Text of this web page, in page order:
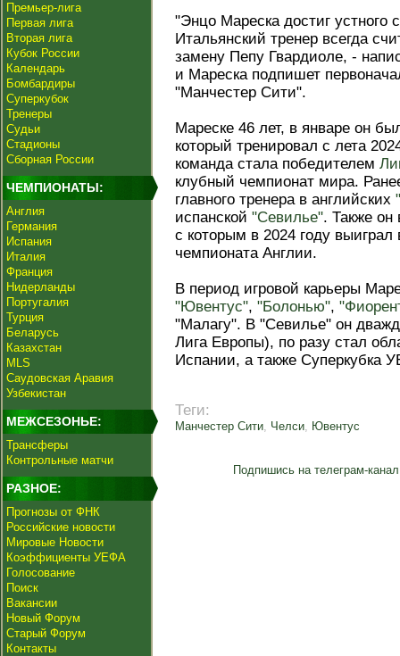
Премьер-лига
Первая лига
Вторая лига
Кубок России
Календарь
Бомбардиры
Суперкубок
Тренеры
Судьи
Стадионы
Сборная России
ЧЕМПИОНАТЫ:
Англия
Германия
Испания
Италия
Франция
Нидерланды
Португалия
Турция
Беларусь
Казахстан
MLS
Саудовская Аравия
Узбекистан
МЕЖСЕЗОНЬЕ:
Трансферы
Контрольные матчи
РАЗНОЕ:
Прогнозы от ФНК
Российские новости
Мировые Новости
Коэффициенты УЕФА
Голосование
Поиск
Вакансии
Новый Форум
Старый Форум
Контакты
"Энцо Мареска достиг
Итальянский тренер всегда
замену Пепу Гвардиоле, -
и Мареска подпишет
"Манчестер Сити".
Мареске 46 лет, в январе он
который тренировал с лета
команда стала победителем
клубный чемпионат мира.
главного тренера в английских
испанской "Севилье". Также он
с которым в 2024 году
чемпионата Англии.
В период игровой карьеры
"Ювентус", "Болонью",
"Малагу". В "Севилье" он
Лига Европы), по разу стал
Испании, а также Суперкубка
Теги:
Манчестер Сити, Челси, Ювентус
Подпишись на телеграм-